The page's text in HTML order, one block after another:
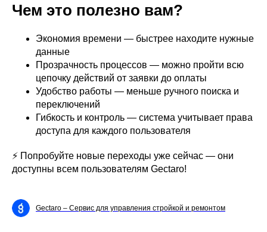
Чем это полезно вам?
Экономия времени — быстрее находите нужные
данные
Прозрачность процессов — можно пройти всю
цепочку действий от заявки до оплаты
Удобство работы — меньше ручного поиска и
переключений
Гибкость и контроль — система учитывает права
доступа для каждого пользователя
⚡️ Попробуйте новые переходы уже сейчас — они
доступны всем пользователям Gectaro!
Gectaro – Cервис для управления стройкой и ремонтом